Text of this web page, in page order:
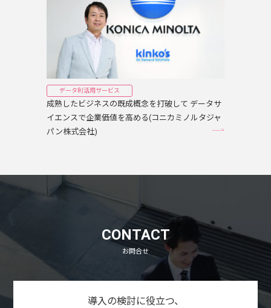
データ利活用サービス
成熟したビジネスの既成概念を打破して データサ
イエンスで企業価値を高める(コニカミノルタジャ
パン株式会社)
CONTACT
お問合せ
導入の検討に役立つ、